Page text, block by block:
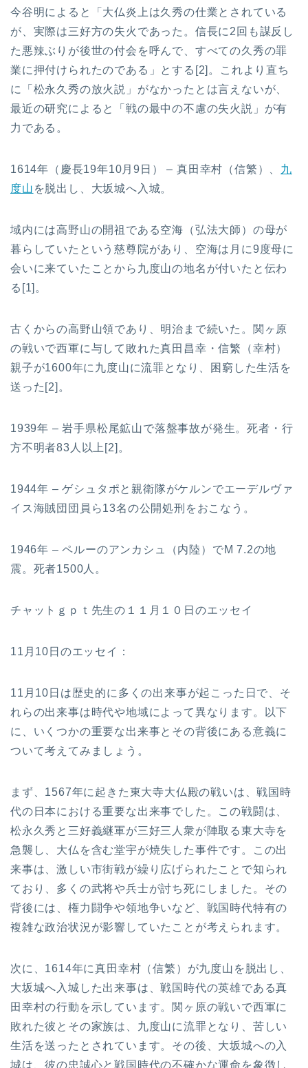
今谷明によると「大仏炎上は久秀の仕業とされている
が、実際は三好方の失火であった。信長に2回も謀反し
た悪辣ぶりが後世の付会を呼んで、すべての久秀の罪
業に押付けられたのである」とする[2]。これより直ち
に「松永久秀の放火説」がなかったとは言えないが、
最近の研究によると「戦の最中の不慮の失火説」が有
力である。
1614年（慶長19年10月9日） – 真田幸村（信繁）、 九
度山 を脱出し、大坂城へ入城。
域内には高野山の開祖である空海（弘法大師）の母が
暮らしていたという慈尊院があり、空海は月に9度母に
会いに来ていたことから九度山の地名が付いたと伝わ
る[1]。
古くからの高野山領であり、明治まで続いた。関ヶ原
の戦いで西軍に与して敗れた真田昌幸・信繁（幸村）
親子が1600年に九度山に流罪となり、困窮した生活を
送った[2]。
1939年 – 岩手県松尾鉱山で落盤事故が発生。死者・行
方不明者83人以上[2]。
1944年 – ゲシュタポと親衛隊がケルンでエーデルヴァ
イス海賊団団員ら13名の公開処刑をおこなう。
1946年 – ペルーのアンカシュ（内陸）でM 7.2の地
震。死者1500人。
チャットｇｐｔ先生の１１月１０日のエッセイ
11月10日のエッセイ：
11月10日は歴史的に多くの出来事が起こった日で、そ
れらの出来事は時代や地域によって異なります。以下
に、いくつかの重要な出来事とその背後にある意義に
ついて考えてみましょう。
まず、1567年に起きた東大寺大仏殿の戦いは、戦国時
代の日本における重要な出来事でした。この戦闘は、
松永久秀と三好義継軍が三好三人衆が陣取る東大寺を
急襲し、大仏を含む堂宇が焼失した事件です。この出
来事は、激しい市街戦が繰り広げられたことで知られ
ており、多くの武将や兵士が討ち死にしました。その
背後には、権力闘争や領地争いなど、戦国時代特有の
複雑な政治状況が影響していたことが考えられます。
次に、1614年に真田幸村（信繁）が九度山を脱出し、
大坂城へ入城した出来事は、戦国時代の英雄である真
田幸村の行動を示しています。関ヶ原の戦いで西軍に
敗れた彼とその家族は、九度山に流罪となり、苦しい
生活を送ったとされています。その後、大坂城への入
城は、彼の忠誠心と戦国時代の不確かな運命を象徴し